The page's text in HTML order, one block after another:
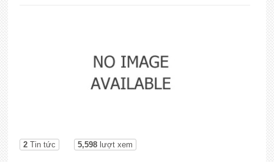
2Tin tức 5,598lượt xem